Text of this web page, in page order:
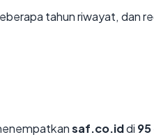
tahun riwayat, dan
saf.co.iddi 95